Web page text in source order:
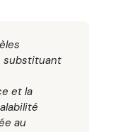
substituant
et la
au